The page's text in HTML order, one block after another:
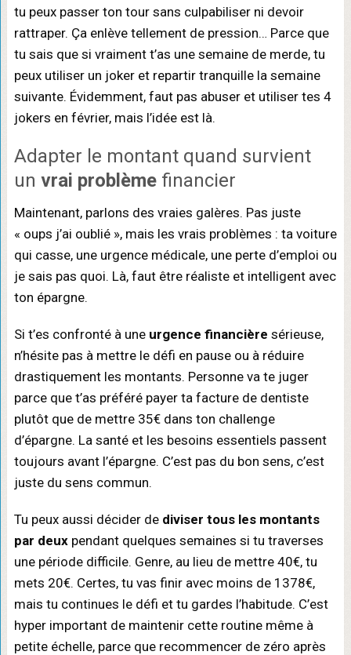
tu peux passer ton tour sans culpabiliser ni devoir
rattraper. Ça enlève tellement de pression… Parce que
tu sais que si vraiment t’as une semaine de merde, tu
peux utiliser un joker et repartir tranquille la semaine
suivante. Évidemment, faut pas abuser et utiliser tes 4
jokers en février, mais l’idée est là.
Adapter le montant quand survient
un vrai problèmefinancier
Maintenant, parlons des vraies galères. Pas juste
« oups j’ai oublié », mais les vrais problèmes : ta voiture
qui casse, une urgence médicale, une perte d’emploi ou
je sais pas quoi. Là, faut être réaliste et intelligent avec
ton épargne.
Si t’es confronté à une urgence financière sérieuse,
n’hésite pas à mettre le défi en pause ou à réduire
drastiquement les montants. Personne va te juger
parce que t’as préféré payer ta facture de dentiste
plutôt que de mettre 35€ dans ton challenge
d’épargne. La santé et les besoins essentiels passent
toujours avant l’épargne. C’est pas du bon sens, c’est
juste du sens commun.
Tu peux aussi décider de diviser tous les montants
par deuxpendant quelques semaines si tu traverses
une période difficile. Genre, au lieu de mettre 40€, tu
mets 20€. Certes, tu vas finir avec moins de 1378€,
mais tu continues le défi et tu gardes l’habitude. C’est
hyper important de maintenir cette routine même à
petite échelle, parce que recommencer de zéro après